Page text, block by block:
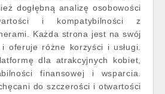
dogłębną analizę osobowości
i kompatybilności z
Każda strona jest na swój
oferuje różne korzyści i usługi.
dla atrakcyjnych kobiet,
finansowej i wsparcia.
do szczerości i otwartości